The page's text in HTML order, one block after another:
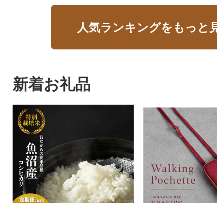
人気ランキングをもっと
新着お礼品